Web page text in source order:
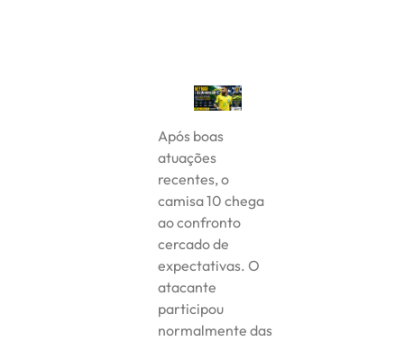
Após boas
atuações
recentes, o
camisa 10 chega
ao confronto
cercado de
expectativas. O
atacante
participou
normalmente das